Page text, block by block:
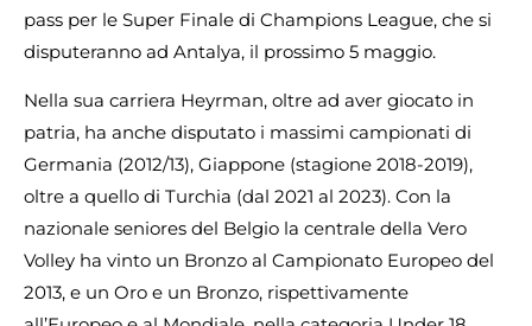
pass per le Super Finale di Champions League, che si
disputeranno ad Antalya, il prossimo 5 maggio.
Nella sua carriera Heyrman, oltre ad aver giocato in
patria, ha anche disputato i massimi campionati di
Germania (2012/13), Giappone (stagione 2018-2019),
oltre a quello di Turchia (dal 2021 al 2023). Con la
nazionale seniores del Belgio la centrale della Vero
Volley ha vinto un Bronzo al Campionato Europeo del
2013, e un Oro e un Bronzo, rispettivamente